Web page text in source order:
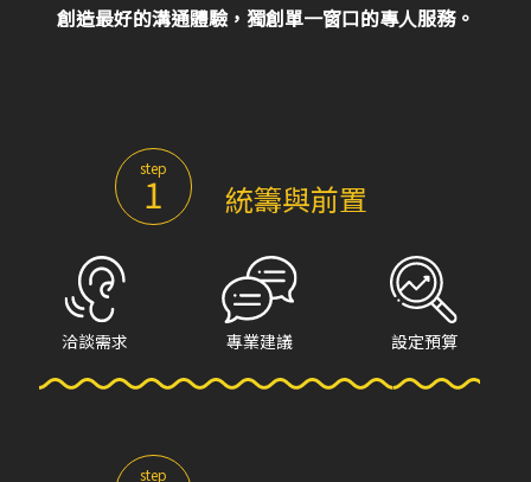
創造最好的溝通體驗，獨創單一窗口的專人服務。
step
1 統籌與前置
洽談需求 專業建議 設定預算
step